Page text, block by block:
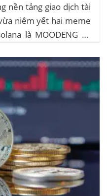
nền tảng giao dịch tài
niêm yết hai meme
là MOODENG và
mức tăng hơn...